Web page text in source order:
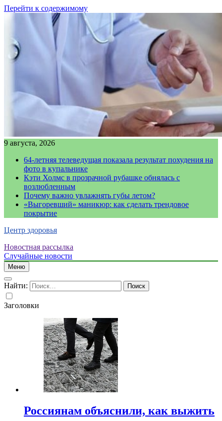
Перейти к содержимому
9 августа, 2026
64-летняя телеведущая показала результат похудения на
фото в купальнике
Кэти Холмс в прозрачной рубашке обнялась с
возлюбленным
Почему важно увлажнять губы летом?
«Выгоревший» маникюр: как сделать трендовое
покрытие
Центр здоровья
Новостная рассылка
Случайные новости
Меню
Найти:
Заголовки
Россиянам объяснили, как выжить